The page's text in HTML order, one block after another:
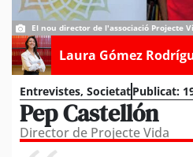
El nou director de l'associació Projecte
Laura Gómez
Entrevistes, SocietatPublicat:
Pep Castellón
Director de Projecte Vida